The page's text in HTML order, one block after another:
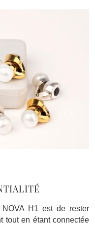
H1 est de rester
tout en étant connectée